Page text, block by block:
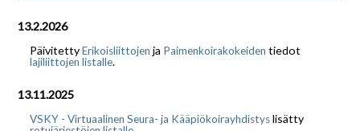
13.2.2026
PäivitettyErikoisliittojen ja Paimenkoirakokeiden tiedot
lajiliittojen listalle.
13.11.2025
VSKY - Virtuaalinen Seura- ja Kääpiökoirayhdistyslisätty